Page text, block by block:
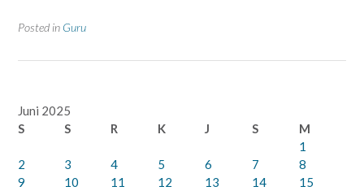
Posted in Guru
Juni 2025
S
S R K J S
M
1
2
3 4 5 6 7
8
9
10 11 12 13 14
15